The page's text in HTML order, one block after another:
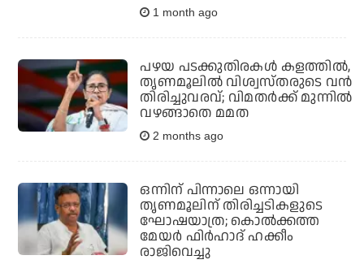
1 month ago
പഴയ പടക്കുതിരകള്‍ കളത്തില്‍,
തൃണമൂലില്‍ വിശ്വസ്തരുടെ വന്‍
തിരിച്ചുവരവ്; വിമതര്‍ക്ക് മുന്നില്‍
വഴങ്ങാതെ മമത
2 months ago
ഒന്നിന് പിന്നാലെ ഒന്നായി
തൃണമൂലിന് തിരിച്ചടികളുടെ
ഘോഷയാത്ര; കൊൽക്കത്ത
മേയർ ഫിർഹാദ് ഹക്കീം
രാജിവെച്ചു